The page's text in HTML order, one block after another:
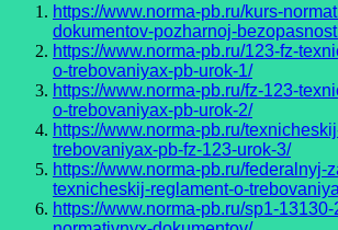
https://www.norma-pb.ru/kurs-
dokumentov-pozharnoj-
https://www.norma-pb.ru/123-fz-
o-trebovaniyax-pb-urok-1/
https://www.norma-pb.ru/fz-123-
o-trebovaniyax-pb-urok-2/
https://www.norma-pb.ru/
trebovaniyax-pb-fz-123-urok-3/
https://www.norma-pb.ru/federalnyj-
texnicheskij-reglament-o-
https://www.norma-pb.ru/sp1-